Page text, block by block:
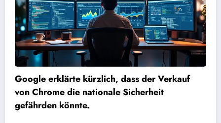
Google erklärte kürzlich, dass der Verkauf
von Chrome die nationale Sicherheit
gefährden könnte.